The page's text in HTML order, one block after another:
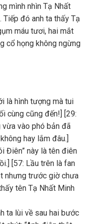
mình nhìn Tạ Nhất
Tiếp đó anh ta thấy Tạ
máu tươi, hai mắt
cổ họng không ngừng
là hình tượng mà tui
cùng cũng đến!] [29:
vào phó bản đã
hay lắm đâu.]
Điên” này là tên điên
[57: Lầu trên là fan
nhưng trước giờ chưa
tên Tạ Nhất Minh
ta lùi về sau hai bước